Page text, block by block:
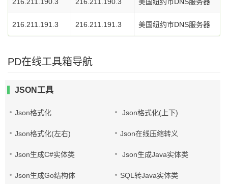
216.211.191.3 216.211.191.3 美国纽约市DNS服务器
PD在线工具箱导航
JSON工具
Json格式化 Json格式化(上下)
Json格式化(左右) Json在线压缩转义
Json生成C#实体类 Json生成Java实体类
Json生成Go结构体 SQL转Java实体类